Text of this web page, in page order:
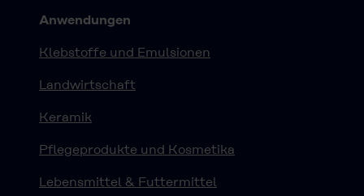
Anwendungen
Klebstoffe und Emulsionen
Landwirtschaft
Keramik
Pflegeprodukte und Kosmetika
Lebensmittel & Futtermittel